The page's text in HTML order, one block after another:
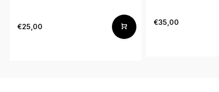
€25,00
€35,00